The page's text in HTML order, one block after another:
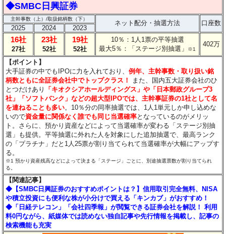
◆SMBC日興証券
主幹事数（上）/取扱銘柄数（下）
ネット配分・抽選方法 口座数
2025 2024 2023
16社
27社
23社
52社
19社
52社
10％：1人1票の平等抽選
最大5％：「ステージ別抽選」
※1
402万
【ポイント】
大手証券の中でもIPOに力を入れており、例年、主幹事数・取り扱い銘
柄数ともに全証券会社中でトップクラス！
また、国内五大証券会社のひ
とつだけあり
「キオクシアホールディングス」や「日本郵政グループ3
社」「ソフトバンク」などの超大型IPOでは、主幹事証券の1社として名
を連ねることも多い。10％分の同率抽選では、1人1単元しか申し込めな
いので資金量に関係なく誰でも同じ当選確率となっているのがメリッ
ト。さらに、預かり資産などによって当選確率が変わる「ステージ別抽
選」も提供。平等抽選に外れた人を対象にした追加抽選で、最高ランク
の「プラチナ」だと1人25票が割り当てられて当選確率が大幅にアップす
る。
※1 預かり資産残高などによって決まる「ステージ」ごとに、別途抽選票数が割り当てられ
る。
【関連記事】
◆【SMBC日興証券のおすすめポイントは？】信用取引完全無料、NISA
や積立投資にも便利な株が小分けで買える「キンカブ」がおすすめ！
◆「日経テレコン」「会社四季報」が閲覧できる証券会社を解説！ 利用
料0円ながら、紙媒体では読めない独自記事や先行情報を掲載し、記事の
検索機能も充実